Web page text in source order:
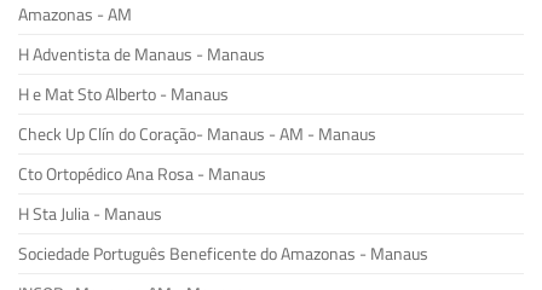
Amazonas - AM
H Adventista de Manaus - Manaus
H e Mat Sto Alberto - Manaus
Check Up Clín do Coração- Manaus - AM - Manaus
Cto Ortopédico Ana Rosa - Manaus
H Sta Julia - Manaus
Sociedade Português Beneficente do Amazonas - Manaus